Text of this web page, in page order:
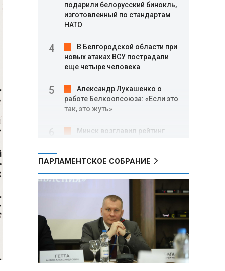
подарили белорусский бинокль,
изготовленный по стандартам
НАТО
В Белгородской области при
новых атаках ВСУ пострадали
еще четыре человека
Александр Лукашенко о
работе Белкоопсоюза: «Если это
так, это жуть»
Минск возглавил рейтинг
Минобороны РФ: при
освобождении Анискино ВСУ
понесли большие потери, часть
военных сдалась в плен
Александр Лукашенко:
Россияне «услышали батьку» и
скупают пустующие дома в
белорусских деревнях
ПАРЛАМЕНТСКОЕ СОБРАНИЕ